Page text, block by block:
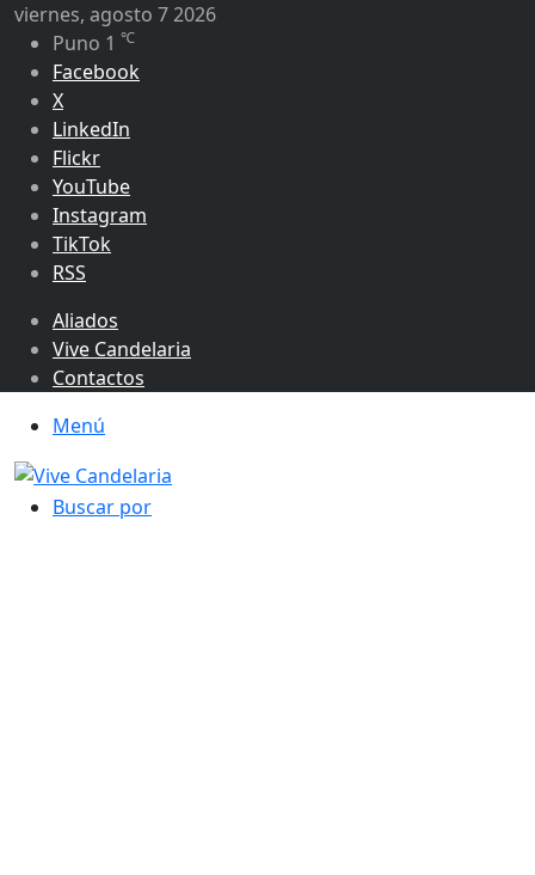
viernes, agosto 7 2026
Puno 1 ℃
Facebook
X
LinkedIn
Flickr
YouTube
Instagram
TikTok
RSS
Aliados
Vive Candelaria
Contactos
Menú
Buscar por